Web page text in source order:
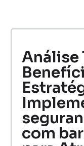
Análise
com